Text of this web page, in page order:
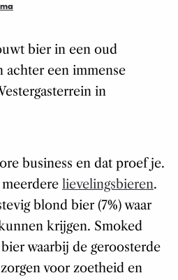
bier in een oud
een immense
in
business en dat proef je.
lievelingsbieren.
blond bier (7%) waar
krijgen. Smoked
waarbij de geroosterde
voor zoetheid en